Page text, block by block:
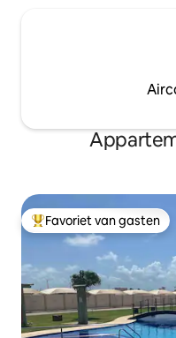
Topfavoriet van gasten
Favoriet van gasten